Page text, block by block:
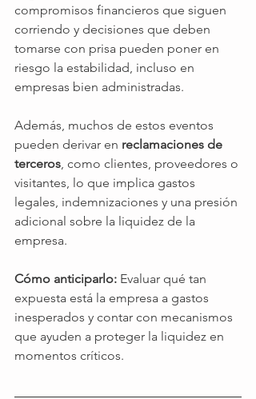
compromisos financieros que siguen
corriendo y decisiones que deben
tomarse con prisa pueden poner en
riesgo la estabilidad, incluso en
empresas bien administradas.
Además, muchos de estos eventos
pueden derivar en reclamaciones de
terceros, como clientes, proveedores o
visitantes, lo que implica gastos
legales, indemnizaciones y una presión
adicional sobre la liquidez de la
empresa.
Cómo anticiparlo: Evaluar qué tan
expuesta está la empresa a gastos
inesperados y contar con mecanismos
que ayuden a proteger la liquidez en
momentos críticos.